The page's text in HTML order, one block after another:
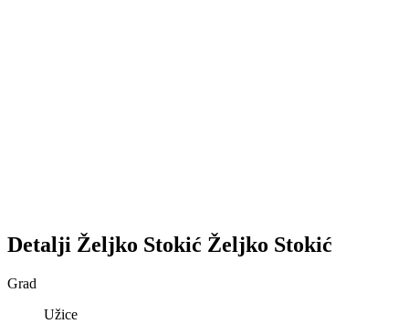
Detalji Željko Stokić Željko Stokić
Grad
Užice